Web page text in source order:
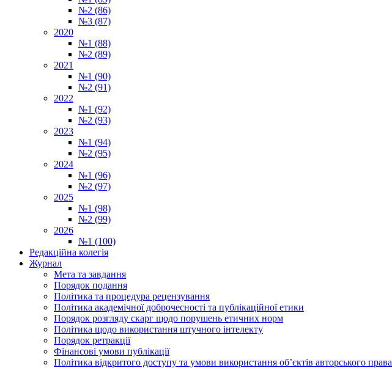
№2 (86)
№3 (87)
2020
№1 (88)
№2 (89)
2021
№1 (90)
№2 (91)
2022
№1 (92)
№2 (93)
2023
№1 (94)
№2 (95)
2024
№1 (96)
№2 (97)
2025
№1 (98)
№2 (99)
2026
№1 (100)
Редакційна колегія
Журнал
Мета та завдання
Порядок подання
Політика та процедура рецензування
Політика академічної доброчесності та публікаційної етики
Порядок розгляду скарг щодо порушень етичних норм
Політика щодо використання штучного інтелекту
Порядок ретракції
Фінансові умови публікації
Політика відкритого доступу та умови використання обʼєктів авторського права